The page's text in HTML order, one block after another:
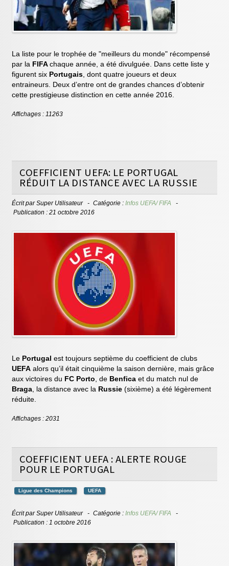
La liste pour le trophée de "meilleurs du monde" récompensé
par la FIFAchaque année, a été divulguée. Dans cette liste y
figurent six Portugais, dont quatre joueurs et deux
entraineurs. Deux d’entre ont de grandes chances d’obtenir
cette prestigieuse distinction en cette année 2016.
Affichages : 11263
COEFFICIENT UEFA: LE PORTUGAL
RÉDUIT LA DISTANCE AVEC LA RUSSIE
Écrit parSuper Utilisateur Catégorie :Infos UEFA/ FIFA
Publication : 21 octobre 2016
LePortugal est toujours septième du coefficient de clubs
UEFAalors qu’il était cinquième la saison dernière, mais grâce
aux victoires du FC Porto, de Benfica et du match nul de
Braga, la distance avec la Russie (sixième) a été légèrement
réduite.
Affichages : 2031
COEFFICIENT UEFA : ALERTE ROUGE
POUR LE PORTUGAL
Ligue des Champions UEFA
Écrit parSuper Utilisateur Catégorie :Infos UEFA/ FIFA
Publication : 1 octobre 2016